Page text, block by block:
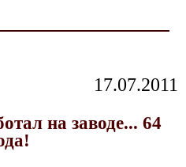
17.07.2011
на заводе... 64